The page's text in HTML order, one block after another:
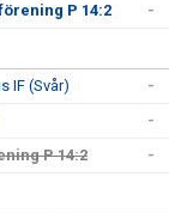
P 14:2 -
IF (Svår)
-
-
P 14:2 -